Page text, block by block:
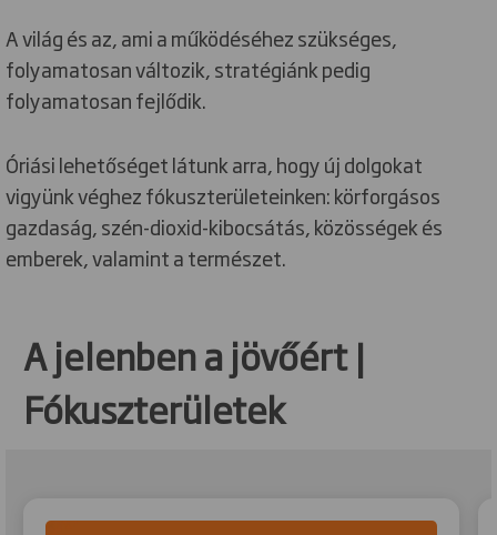
A világ és az, ami a működéséhez szükséges,
folyamatosan változik, stratégiánk pedig
folyamatosan fejlődik.
Óriási lehetőséget látunk arra, hogy új dolgokat
vigyünk véghez fókuszterületeinken: körforgásos
gazdaság, szén-dioxid-kibocsátás, közösségek és
emberek, valamint a természet.
A jelenben a jövőért |
Fókuszterületek